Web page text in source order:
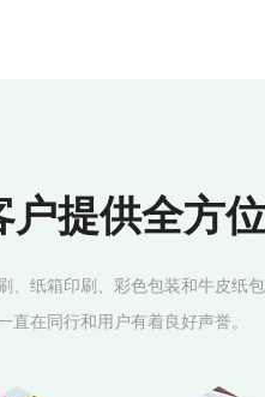
户提供全方
、纸箱印刷、彩色包装和牛皮纸
直在同行和用户有着良好声誉。